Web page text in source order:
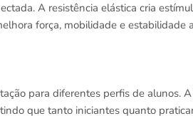
A resistência elástica cria
força, mobilidade e estabilidade
para diferentes perfis de alunos.
que tanto iniciantes quanto